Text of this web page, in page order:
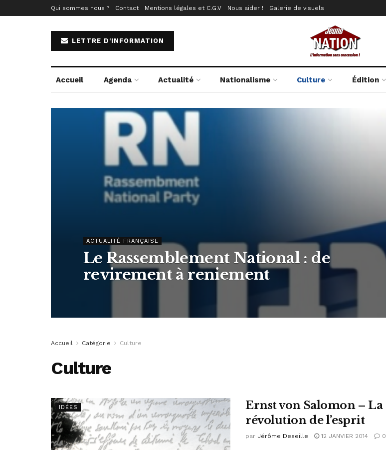
Qui sommes nous ? Contact Mentions légales et C.G.V Nous aider ! Galerie de visuels
LETTRE D'INFORMATION
Accueil Agenda Actualité Nationalisme Culture Édition
ACTUALITÉ FRANÇAISE
Le Rassemblement National : de
revirement à reniement
Accueil Catégorie Culture
Culture
IDÉES
Ernst von Salomon – La
révolution de l’esprit
par Jérôme Deseille 12 JANVIER 2014 0